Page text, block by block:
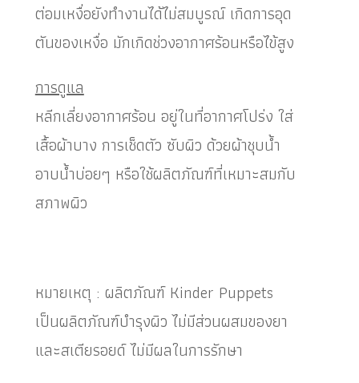
ต่อมเหงื่อยังทำงานได้ไม่สมบูรณ์ เกิดการอุด
ตันของเหงื่อ มักเกิดช่วงอากาศร้อนหรือไข้สูง
การดูแล
หลีกเลี่ยงอากาศร้อน อยู่ในที่อากาศโปร่ง ใส่
เสื้อผ้าบาง การเช็ดตัว ซับผิว ด้วยผ้าชุบน้ำ
อาบน้ำบ่อยๆ หรือใช้ผลิตภัณฑ์ที่เหมาะสมกับ
สภาพผิว
หมายเหตุ : ผลิตภัณฑ์Kinder Puppets
เป็นผลิตภัณฑ์บำรุงผิว ไม่มีส่วนผสมของยา
และสเตียรอยด์ไม่มีผลในการรักษา